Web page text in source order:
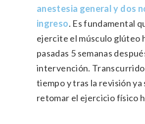
anestesia general y dos
ingreso. Es fundamental
ejercite el músculo glúteo
pasadas 5 semanas
intervención.
tiempo y tras la revisión ya
retomar el ejercicio físico